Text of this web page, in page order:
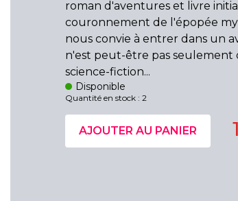
roman d'aventures et livre
couronnement de l'épopée
nous convie à entrer dans un
n'est peut-être pas seulement
science-fiction...
Disponible
Quantité en stock : 2
AJOUTER AU PANIER